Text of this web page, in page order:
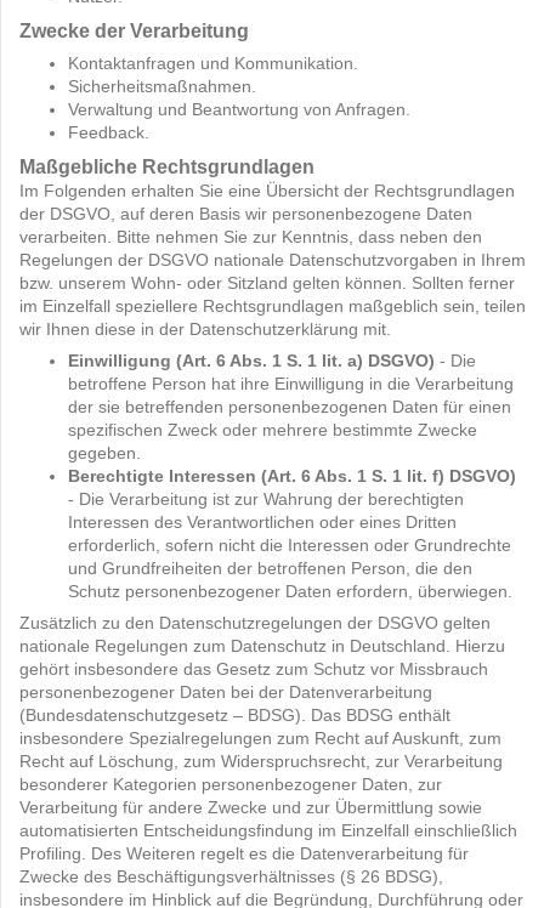
Zwecke der Verarbeitung
Kontaktanfragen und Kommunikation.
Sicherheitsmaßnahmen.
Verwaltung und Beantwortung von Anfragen.
Feedback.
Maßgebliche Rechtsgrundlagen
Im Folgenden erhalten Sie eine Übersicht der Rechtsgrundlagen
der DSGVO, auf deren Basis wir personenbezogene Daten
verarbeiten. Bitte nehmen Sie zur Kenntnis, dass neben den
Regelungen der DSGVO nationale Datenschutzvorgaben in Ihrem
bzw. unserem Wohn- oder Sitzland gelten können. Sollten ferner
im Einzelfall speziellere Rechtsgrundlagen maßgeblich sein, teilen
wir Ihnen diese in der Datenschutzerklärung mit.
Einwilligung (Art. 6 Abs. 1 S. 1 lit. a) DSGVO) - Die
betroffene Person hat ihre Einwilligung in die Verarbeitung
der sie betreffenden personenbezogenen Daten für einen
spezifischen Zweck oder mehrere bestimmte Zwecke
gegeben.
Berechtigte Interessen (Art. 6 Abs. 1 S. 1 lit. f) DSGVO)
- Die Verarbeitung ist zur Wahrung der berechtigten
Interessen des Verantwortlichen oder eines Dritten
erforderlich, sofern nicht die Interessen oder Grundrechte
und Grundfreiheiten der betroffenen Person, die den
Schutz personenbezogener Daten erfordern, überwiegen.
Zusätzlich zu den Datenschutzregelungen der DSGVO gelten
nationale Regelungen zum Datenschutz in Deutschland. Hierzu
gehört insbesondere das Gesetz zum Schutz vor Missbrauch
personenbezogener Daten bei der Datenverarbeitung
(Bundesdatenschutzgesetz – BDSG). Das BDSG enthält
insbesondere Spezialregelungen zum Recht auf Auskunft, zum
Recht auf Löschung, zum Widerspruchsrecht, zur Verarbeitung
besonderer Kategorien personenbezogener Daten, zur
Verarbeitung für andere Zwecke und zur Übermittlung sowie
automatisierten Entscheidungsfindung im Einzelfall einschließlich
Profiling. Des Weiteren regelt es die Datenverarbeitung für
Zwecke des Beschäftigungsverhältnisses (§ 26 BDSG),
insbesondere im Hinblick auf die Begründung, Durchführung oder